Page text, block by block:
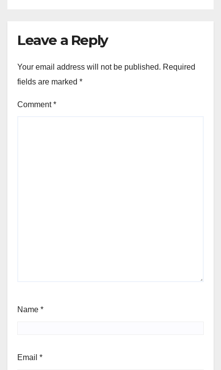
Leave a Reply
Your email address will not be published. Required
fields are marked *
Comment*
Name *
Email *